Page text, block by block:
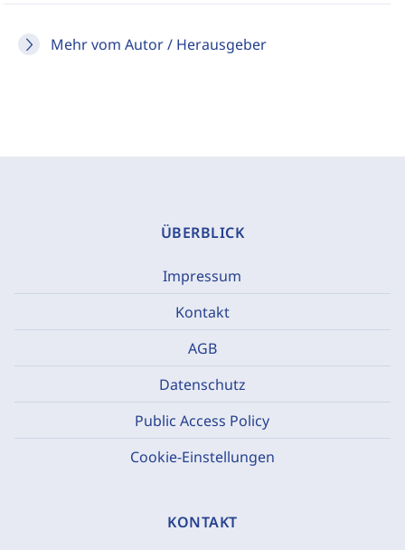
Mehr vom Autor / Herausgeber
ÜBERBLICK
Impressum
Kontakt
AGB
Datenschutz
Public Access Policy
Cookie-Einstellungen
KONTAKT